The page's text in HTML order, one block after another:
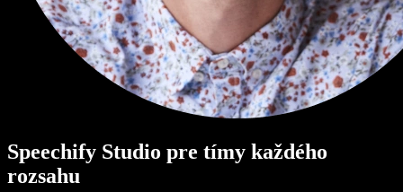
Speechify Studio pre tímy každého
rozsahu